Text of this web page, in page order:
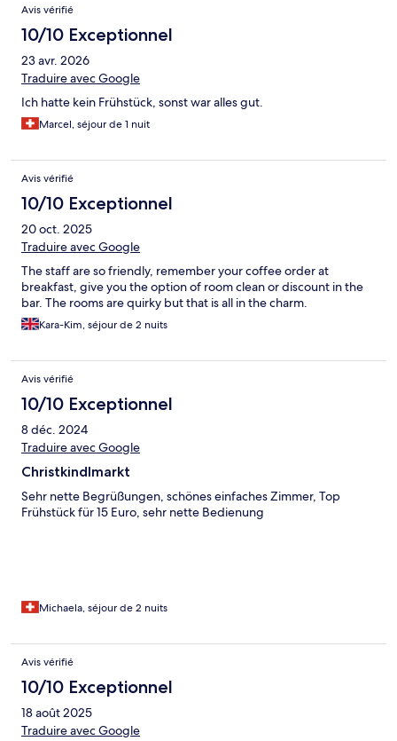
Avis vérifié
10/10 Exceptionnel
23 avr. 2026
Traduire avec Google
Ich hatte kein Frühstück, sonst war alles gut.
Marcel, séjour de 1 nuit
Avis vérifié
10/10 Exceptionnel
20 oct. 2025
Traduire avec Google
The staff are so friendly, remember your coffee order at
breakfast, give you the option of room clean or discount in the
bar. The rooms are quirky but that is all in the charm.
Kara-Kim, séjour de 2 nuits
Avis vérifié
10/10 Exceptionnel
8 déc. 2024
Traduire avec Google
Christkindlmarkt
Sehr nette Begrüßungen, schönes einfaches Zimmer, Top
Frühstück für 15 Euro, sehr nette Bedienung
Michaela, séjour de 2 nuits
Avis vérifié
10/10 Exceptionnel
18 août 2025
Traduire avec Google